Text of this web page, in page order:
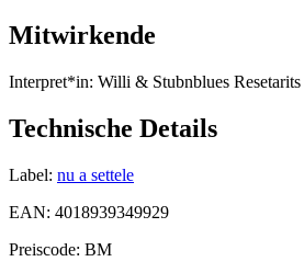
Mitwirkende
Interpret*in: Willi & Stubnblues Resetarits
Technische Details
Label: nu a settele
EAN: 4018939349929
Preiscode: BM